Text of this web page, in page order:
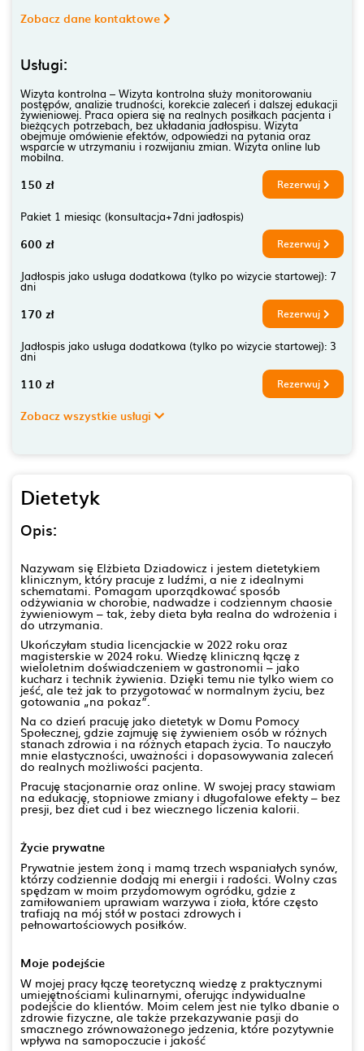
Zobacz dane kontaktowe
Usługi:
Wizyta kontrolna – Wizyta kontrolna służy monitorowaniu
postępów, analizie trudności, korekcie zaleceń i dalszej edukacji
żywieniowej. Praca opiera się na realnych posiłkach pacjenta i
bieżących potrzebach, bez układania jadłospisu. Wizyta
obejmuje omówienie efektów, odpowiedzi na pytania oraz
wsparcie w utrzymaniu i rozwijaniu zmian. Wizyta online lub
mobilna.
150 zł Rezerwuj
Pakiet 1 miesiąc (konsultacja+7dni jadłospis)
600 zł Rezerwuj
Jadłospis jako usługa dodatkowa (tylko po wizycie startowej): 7
dni
170 zł Rezerwuj
Jadłospis jako usługa dodatkowa (tylko po wizycie startowej): 3
dni
110 zł Rezerwuj
Zobacz wszystkie usługi
Dietetyk
Opis:
Nazywam się Elżbieta Dziadowicz i jestem dietetykiem
klinicznym, który pracuje z ludźmi, a nie z idealnymi
schematami. Pomagam uporządkować sposób
odżywiania w chorobie, nadwadze i codziennym chaosie
żywieniowym – tak, żeby dieta była realna do wdrożenia i
do utrzymania.
Ukończyłam studia licencjackie w 2022 roku oraz
magisterskie w 2024 roku. Wiedzę kliniczną łączę z
wieloletnim doświadczeniem w gastronomii – jako
kucharz i technik żywienia. Dzięki temu nie tylko wiem co
jeść, ale też jak to przygotować w normalnym życiu, bez
gotowania „na pokaz”.
Na co dzień pracuję jako dietetyk w Domu Pomocy
Społecznej, gdzie zajmuję się żywieniem osób w różnych
stanach zdrowia i na różnych etapach życia. To nauczyło
mnie elastyczności, uważności i dopasowywania zaleceń
do realnych możliwości pacjenta.
Pracuję stacjonarnie oraz online. W swojej pracy stawiam
na edukację, stopniowe zmiany i długofalowe efekty – bez
presji, bez diet cud i bez wiecznego liczenia kalorii.
Życie prywatne
Prywatnie jestem żoną i mamą trzech wspaniałych synów,
którzy codziennie dodają mi energii i radości. Wolny czas
spędzam w moim przydomowym ogródku, gdzie z
zamiłowaniem uprawiam warzywa i zioła, które często
trafiają na mój stół w postaci zdrowych i
pełnowartościowych posiłków.
Moje podejście
W mojej pracy łączę teoretyczną wiedzę z praktycznymi
umiejętnościami kulinarnymi, oferując indywidualne
podejście do klientów. Moim celem jest nie tylko dbanie o
zdrowie fizyczne, ale także przekazywanie pasji do
smacznego zrównoważonego jedzenia, które pozytywnie
wpływa na samopoczucie i jakość